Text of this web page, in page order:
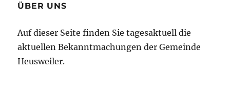
ÜBER UNS
Auf dieser Seite finden Sie tagesaktuell die
aktuellen Bekanntmachungen der Gemeinde
Heusweiler.